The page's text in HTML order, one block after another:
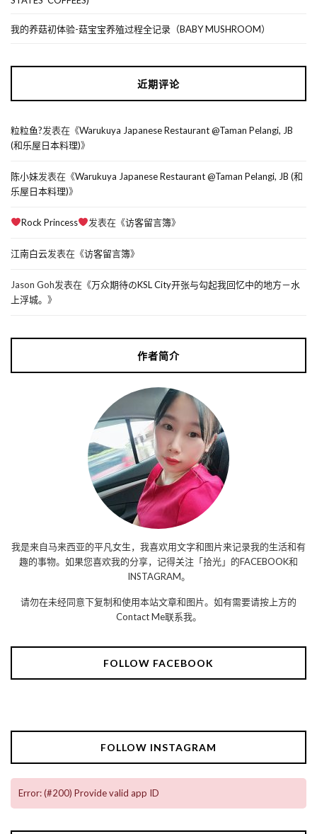
我的养菇初体验-菇宝宝养殖过程全记录（BABY MUSHROOM）
近期评论
粒粒鱼?发表在《Warukuya Japanese Restaurant @Taman Pelangi, JB
(和乐屋日本料理)》
陈小妹发表在《Warukuya Japanese Restaurant @Taman Pelangi, JB (和
乐屋日本料理)》
Rock Princess 发表在《访客留言簿》
江南白云发表在《访客留言簿》
Jason Goh发表在《万众期待のKSL City开张与勾起我回忆中的地方－水
上浮城。 》
作者简介
我是来自马来西亚的平凡女生，我喜欢用文字和图片来记录我的生活和有
趣的事物。如果您喜欢我的分享，记得关注「拾光」的FACEBOOK和
INSTAGRAM。
请勿在未经同意下复制和使用本站文章和图片。如有需要请按上方的
Contact Me联系我。
FOLLOW FACEBOOK
FOLLOW INSTAGRAM
Error: (#200) Provide valid app ID